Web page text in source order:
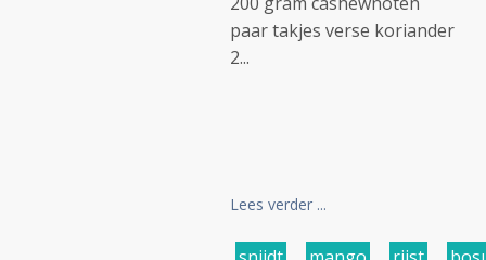
paar takjes verse koriander
2...
Lees verder ...